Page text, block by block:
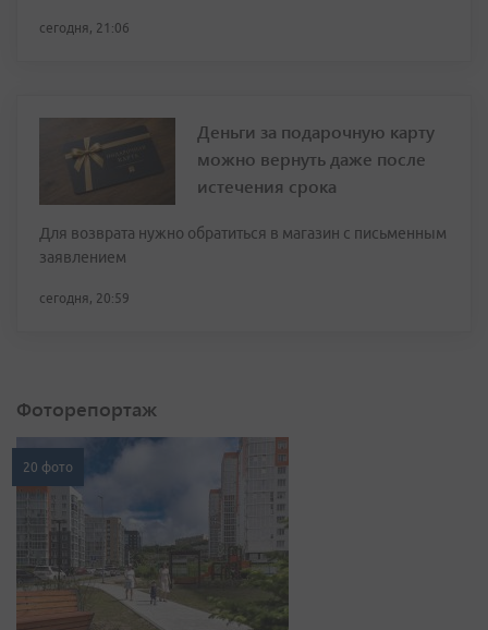
сегодня, 21:06
Деньги за подарочную карту
можно вернуть даже после
истечения срока
Для возврата нужно обратиться в магазин с письменным
заявлением
сегодня, 20:59
Фоторепортаж
20 фото